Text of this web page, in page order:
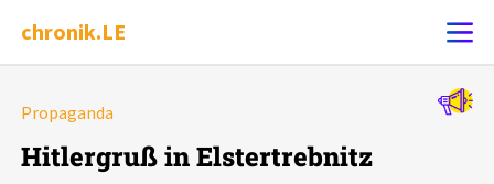
chronik.LE
Propaganda
Hitlergruß in Elstertrebnitz
Alle Ereignisse
7502 Ereignisse